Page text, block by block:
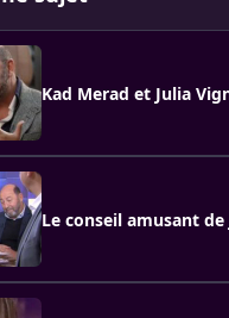
Kad Merad et Julia
Le conseil amusant